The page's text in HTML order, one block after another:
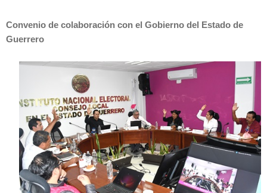
Convenio de colaboración con el Gobierno del Estado de
Guerrero